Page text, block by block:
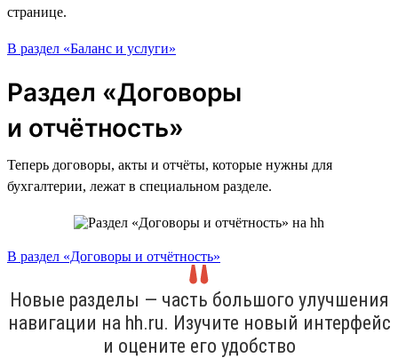
странице.
В раздел «Баланс и услуги»
Раздел «Договоры
и отчётность»
Теперь договоры, акты и отчёты, которые нужны для
бухгалтерии, лежат в специальном разделе.
В раздел «Договоры и отчётность»
Новые разделы — часть большого улучшения
навигации на hh.ru. Изучите новый интерфейс
и оцените его удобство